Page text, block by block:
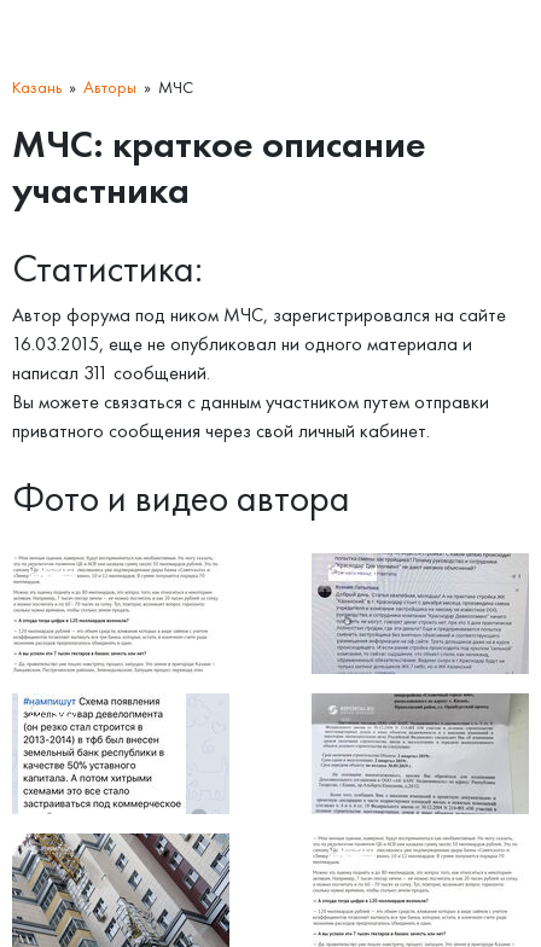
Казань Авторы МЧС
МЧС: краткое описание
участника
Статистика:
Автор форума под ником МЧС, зарегистрировался на сайте
16.03.2015, еще не опубликовал ни одного материала и
написал 311 сообщений.
Вы можете связаться с данным участником путем отправки
приватного сообщения через свой личный кабинет.
Фото и видео автора